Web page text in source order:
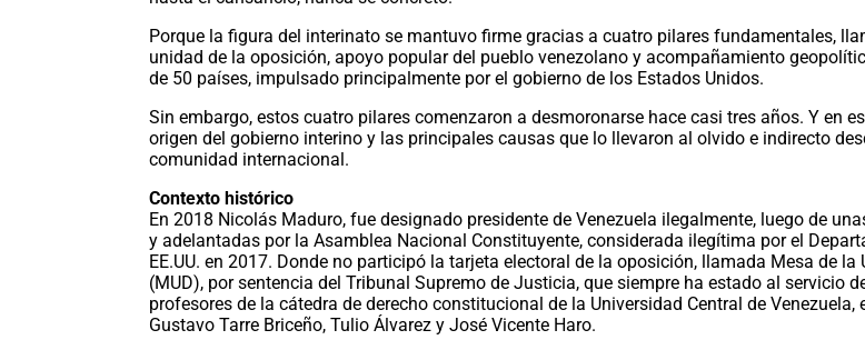
Porque la figura del interinato se mantuvo firme gracias a cuatro pilares fundamentales,
unidad de la oposición, apoyo popular del pueblo venezolano y acompañamiento
de 50 países, impulsado principalmente por el gobierno de los Estados Unidos.
Sin embargo, estos cuatro pilares comenzaron a desmoronarse hace casi tres años. Y en
origen del gobierno interino y las principales causas que lo llevaron al olvido e indirecto
comunidad internacional.
Contexto histórico
En 2018 Nicolás Maduro, fue designado presidente de Venezuela ilegalmente, luego de
y adelantadas por la Asamblea Nacional Constituyente, considerada ilegítima por el
EE.UU. en 2017. Donde no participó la tarjeta electoral de la oposición, llamada Mesa de la
(MUD), por sentencia del Tribunal Supremo de Justicia, que siempre ha estado al servicio
profesores de la cátedra de derecho constitucional de la Universidad Central de Venezuela,
Gustavo Tarre Briceño, Tulio Álvarez y José Vicente Haro.